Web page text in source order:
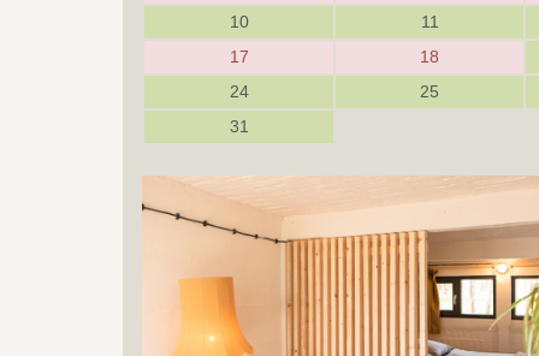
10
11
17
18
24
25
31